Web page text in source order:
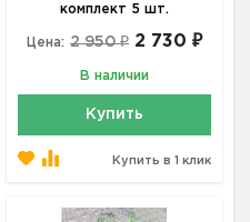
комплект 5 шт.
Цена: 2 950 ₽ 2 730 ₽
В наличии
Купить
Купить в 1 клик